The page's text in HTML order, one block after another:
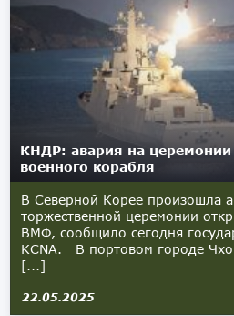
КНДР: авария на церемонии
военного корабля
В Северной Корее произошла
торжественной церемонии
ВМФ, сообщило сегодня
KCNA. В портовом городе
[...]
22.05.2025